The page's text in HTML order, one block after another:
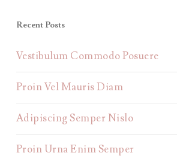
Recent Posts
Vestibulum Commodo Posuere
Proin Vel Mauris Diam
Adipiscing Semper Nislo
Proin Urna Enim Semper